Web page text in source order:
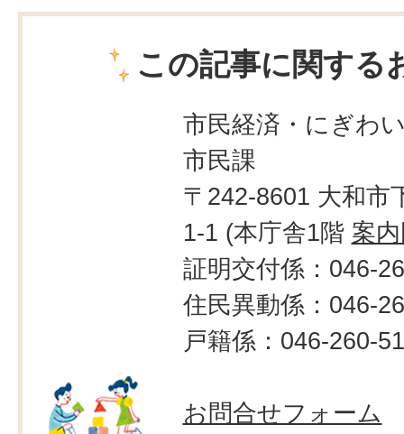
この記事に関する
市民経済・にぎわ
市民課
〒242-8601 大和市
1-1 (本庁舎1階 案
証明交付係：046-
住民異動係：046-
戸籍係：046-260-
お問合せフォーム